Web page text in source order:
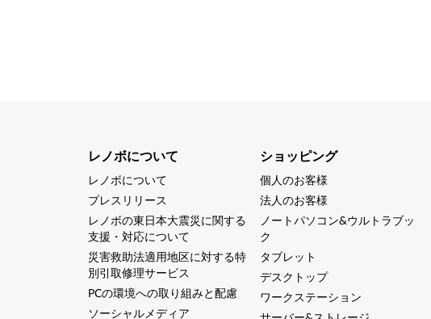
レノボについて
レノボについて
プレスリリース
レノボの東日本大震災に関する
支援・対応について
災害救助法適用地区に対する特
別引取修理サービス
PCの環境への取り組みと配慮
ソーシャルメディア
ショッピング
個人のお客様
法人のお客様
ノートパソコン&ウルトラブッ
ク
タブレット
デスクトップ
ワークステーション